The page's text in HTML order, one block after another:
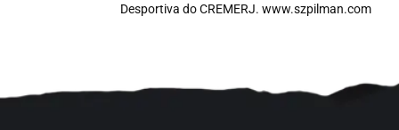
Desportiva do CREMERJ. www.szpilman.com